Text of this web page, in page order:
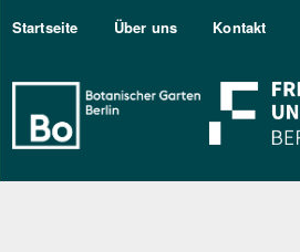
Sekundärmenu DE
Startseite Über uns Kontakt
Bo Berlin